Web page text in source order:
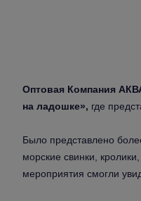
Оптовая Компания
на ладошке», где
Было представлено
морские свинки,
мероприятия смогли